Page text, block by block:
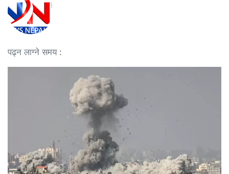
पढ्न लाग्ने समय :